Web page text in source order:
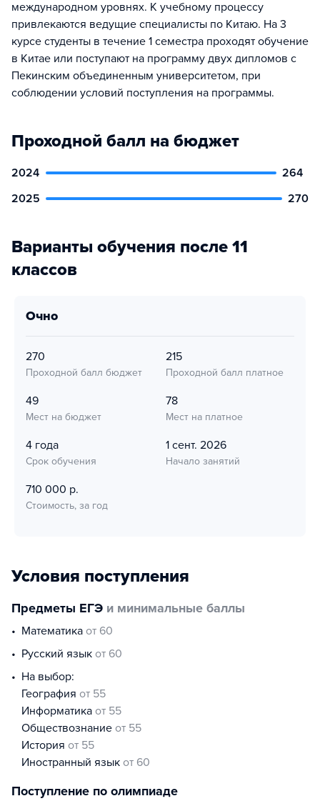
международном уровнях. К учебному процессу
привлекаются ведущие специалисты по Китаю. На 3
курсе студенты в течение 1 семестра проходят обучение
в Китае или поступают на программу двух дипломов с
Пекинским объединенным университетом, при
соблюдении условий поступления на программы.
Проходной балл на бюджет
2024
264
2025
270
Варианты обучения после 11
классов
очно
270
Проходной балл бюджет
215
Проходной балл платное
49
Мест на бюджет
78
Мест на платное
4 года
Срок обучения
1 сент. 2026
Начало занятий
710 000 р.
Стоимость, за год
Условия поступления
Предметы ЕГЭ и минимальные баллы
математика от 60
русский язык от 60
На выбор:
география от 55
информатика от 55
обществознание от 55
история от 55
иностранный язык от 60
Поступление по олимпиаде